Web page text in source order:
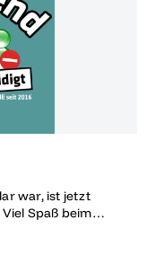
war, ist jetzt
Spaß beim